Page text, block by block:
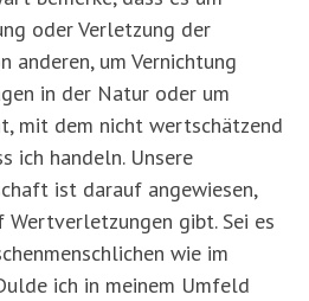
oder Verletzung der
anderen, um Vernichtung
in der Natur oder um
mit dem nicht wertschätzend
ich handeln. Unsere
ist darauf angewiesen,
Wertverletzungen gibt. Sei es
wie im
ich in meinem Umfeld